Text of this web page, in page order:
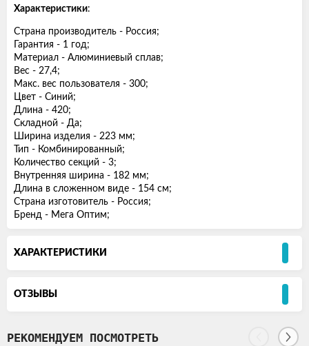
Характеристики:
Страна производитель - Россия;
Гарантия - 1 год;
Материал - Алюминиевый сплав;
Вес - 27,4;
Макс. вес пользователя - 300;
Цвет - Синий;
Длина - 420;
Складной - Да;
Ширина изделия - 223 мм;
Тип - Комбинированный;
Количество секций - 3;
Внутренняя ширина - 182 мм;
Длина в сложенном виде - 154 см;
Страна изготовитель - Россия;
Бренд - Мега Оптим;
ХАРАКТЕРИСТИКИ
ОТЗЫВЫ
РЕКОМЕНДУЕМ ПОСМОТРЕТЬ